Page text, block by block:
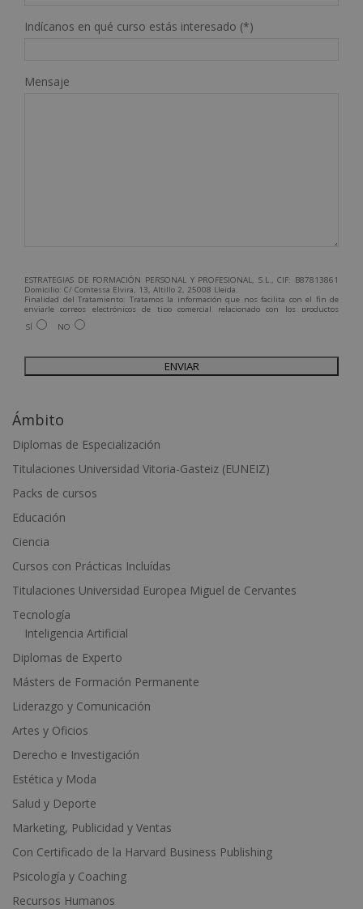
Indícanos en qué curso estás interesado (*)
Mensaje
ESTRATEGIAS DE FORMACIÓN PERSONAL Y PROFESIONAL, S.L., CIF: B87813861
Domicilio: C/ Comtessa Elvira, 13, Altillo 2, 25008 Lleida.
Finalidad del Tratamiento: Tratamos la información que nos facilita con el fin de
enviarle correos electrónicos de tipo comercial relacionado con los productos
ofrecidos y otros tipo de productos que fueran de su interés.
Legitimación del tratamiento: Consentimiento del interesado.
Para más información consulte nuestra Política de Privacidad.
Desea recibir información comercial (vía telefónica y/o email):
SÍ NO
t
e
n
a
t
e
:
Ámbito
Diplomas de Especialización
Titulaciones Universidad Vitoria-Gasteiz (EUNEIZ)
Packs de cursos
Educación
Ciencia
Cursos con Prácticas Incluídas
Titulaciones Universidad Europea Miguel de Cervantes
Tecnología
Inteligencia Artificial
Diplomas de Experto
Másters de Formación Permanente
Liderazgo y Comunicación
Artes y Oficios
Derecho e Investigación
Estética y Moda
Salud y Deporte
Marketing, Publicidad y Ventas
Con Certificado de la Harvard Business Publishing
Psicología y Coaching
Recursos Humanos